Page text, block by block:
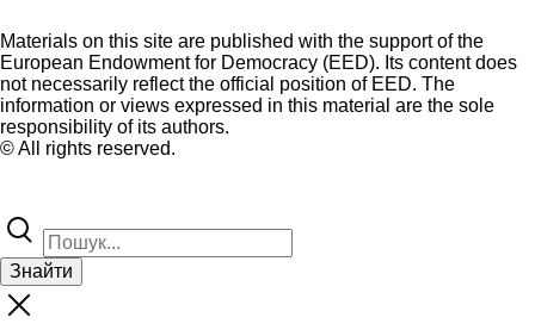
Materials on this site are published with the support of the
European Endowment for Democracy (EED). Its content does
not necessarily reflect the official position of EED. The
information or views expressed in this material are the sole
responsibility of its authors.
© All rights reserved.
Знайти